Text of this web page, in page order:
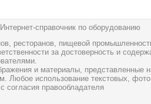
справочник по оборудованию
ресторанов, пищевой
за достоверность и
и материалы, представленные
Любое использование текстовых,
согласия правообладателя